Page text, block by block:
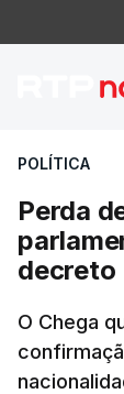
POLÍTICA
Perda
decreto
O Chega